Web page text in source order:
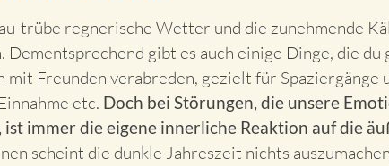
trübe regnerische Wetter und die zunehmende
Dementsprechend gibt es auch einige Dinge, die
mit Freunden verabreden, gezielt für Spaziergänge
etc. Doch bei Störungen, die unsere
immer die eigene innerliche Reaktion auf die
scheint die dunkle Jahreszeit nichts